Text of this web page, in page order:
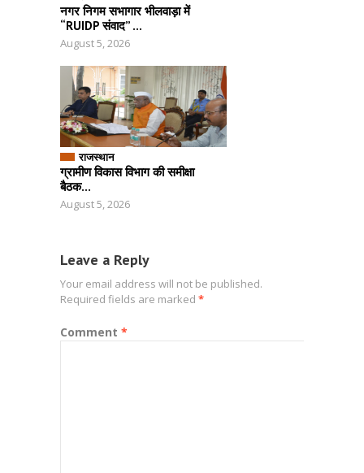
नगर निगम सभागार भीलवाड़ा में
“RUIDP संवाद” ...
August 5, 2026
राजस्थान
ग्रामीण विकास विभाग की समीक्षा
बैठक...
August 5, 2026
Leave a Reply
Your email address will not be published.
Required fields are marked *
Comment *